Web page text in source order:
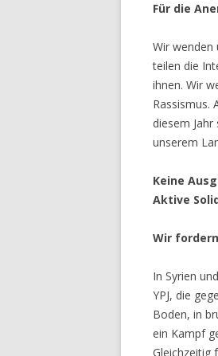
Für die
Wir wenden
teilen die
ihnen. Wir
Rassismus.
diesem
unserem
Keine
Aktive
Wir
In Syrien
YPJ, die
Boden, in
ein Kampf
Gleichzeitig